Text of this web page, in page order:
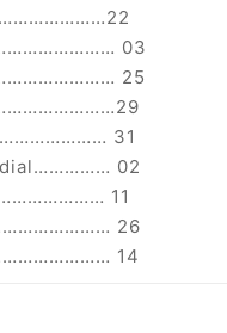
03
25
31
02
11
26
14